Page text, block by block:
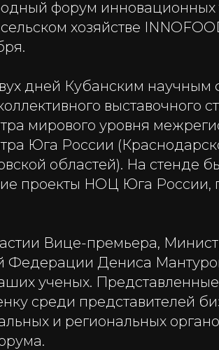
форум инновационных
хозяйстве
дней Кубанским
выставочного
мирового уровня
Юга России
областей). На стенде
проекты НОЦ Юга России,
Вице-премьера,
Федерации Дениса
ученых.
среди представителей
и региональных